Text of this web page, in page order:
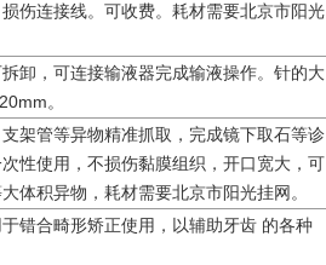
伤连接线。可收费。耗材需要北京市阳光
卸，可连接输液器完成输液操作。针的大
。
架管等异物精准抓取，完成镜下取石等诊
性使用，不损伤黏膜组织，开口宽大，可
体积异物，耗材需要北京市阳光挂网。
错合畸形矫正使用，以辅助牙齿 的各种